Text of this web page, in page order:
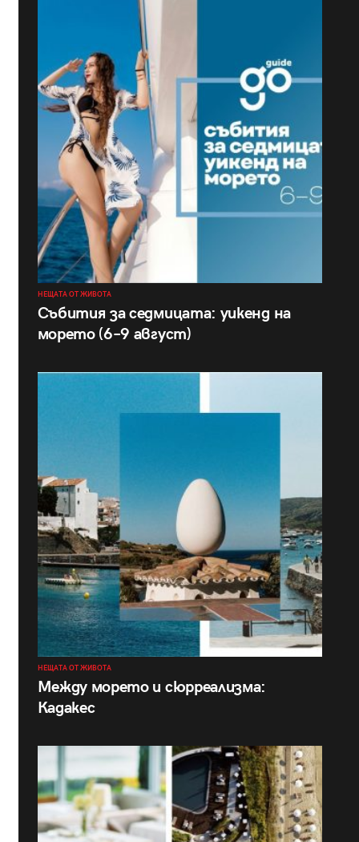
НЕЩАТА ОТ ЖИВОТА
Събития за седмицата: уикенд на
морето (6–9 август)
НЕЩАТА ОТ ЖИВОТА
Между морето и сюрреализма:
Кадакес